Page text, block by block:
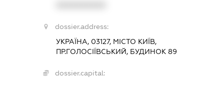
dossier.address:
УКРАЇНА, 03127, МІСТО КИЇВ,
ПР.ГОЛОСІЇВСЬКИЙ, БУДИНОК 89
dossier.capital: